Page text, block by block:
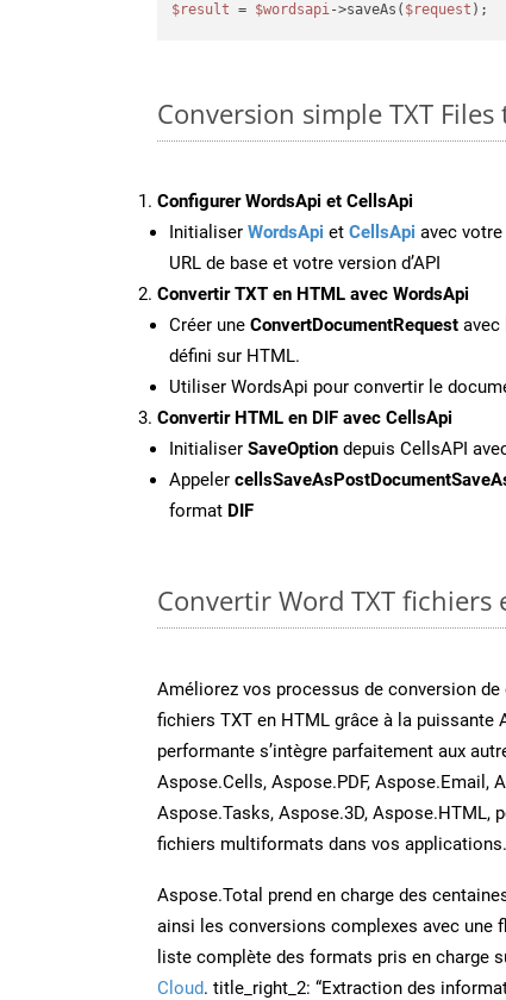
$result = $wordsapi->saveAs( $request
Conversion simple TXT Files
Configurer WordsApi et CellsApi
Initialiser WordsApi et CellsApi avec
URL de base et votre version d’API
Convertir TXT en HTML avec WordsApi
Créer une ConvertDocumentRequest avec
défini sur HTML.
Utiliser WordsApi pour convertir le
Convertir HTML en DIF avec CellsApi
Initialiser SaveOption depuis CellsAPI
Appeler
format DIF
Convertir Word TXT
Améliorez vos processus de conversion
fichiers TXT en HTML grâce à la puissante
performante s’intègre parfaitement aux
Aspose.Cells, Aspose.PDF, Aspose.Email,
Aspose.Tasks, Aspose.3D, Aspose.HTML,
fichiers multiformats dans vos applications.
Aspose.Total prend en charge des
ainsi les conversions complexes avec une
liste complète des formats pris en charge
Cloud. title_right_2: “Extraction des